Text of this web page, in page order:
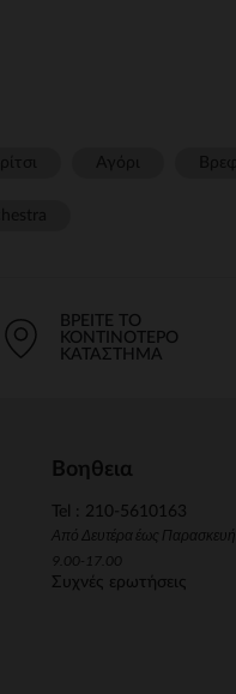
ΒΡΕΊΤΕ ΤΟ
ΚΟΝΤΙΝΌΤΕΡΟ
ΚΑΤΆΣΤΗΜΑ
Βοηθεια
Tel : 210-5610163
Από Δευτέρα έως Παρασκευή
9.00-17.00
Συχνές ερωτήσεις